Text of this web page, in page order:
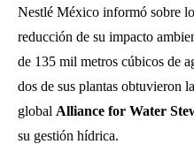
Nestlé México informó sobre
reducción de su impacto
de 135 mil metros cúbicos de
dos de sus plantas obtuvieron
global Alliance for Water
su gestión hídrica.